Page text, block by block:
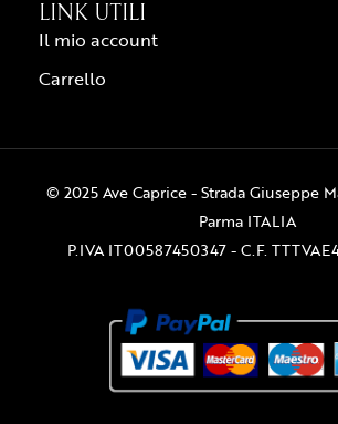
LINK UTILI
Il mio account
Carrello
© 2025 Ave Caprice - Strada Giuseppe
Parma ITALIA
P.IVA IT00587450347 - C.F.